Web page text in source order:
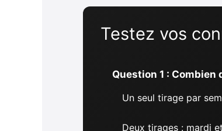
Testez vos
Question 1 :
Un seul tirage par
Deux tirages : mardi